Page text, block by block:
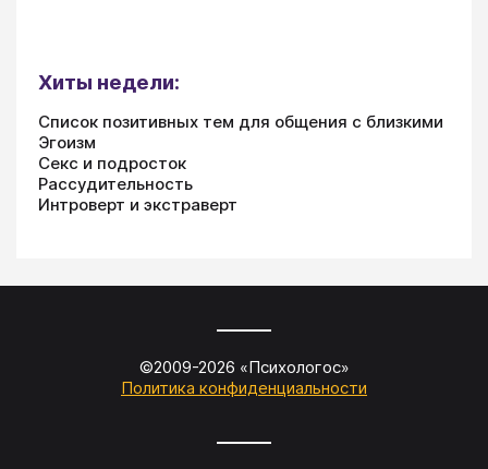
Хиты недели:
Список позитивных тем для общения с близкими
Эгоизм
Секс и подросток
Рассудительность
Интроверт и экстраверт
©2009-2026 «Психологос»
Политика конфиденциальности